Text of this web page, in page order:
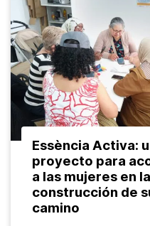
Essència Activa:
proyecto para
a las mujeres en la
construcción de
camino